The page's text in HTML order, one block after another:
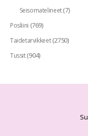
Seisomatelineet(7)
Posliini (769)
Taidetarvikkeet(2750)
Tussit(904)